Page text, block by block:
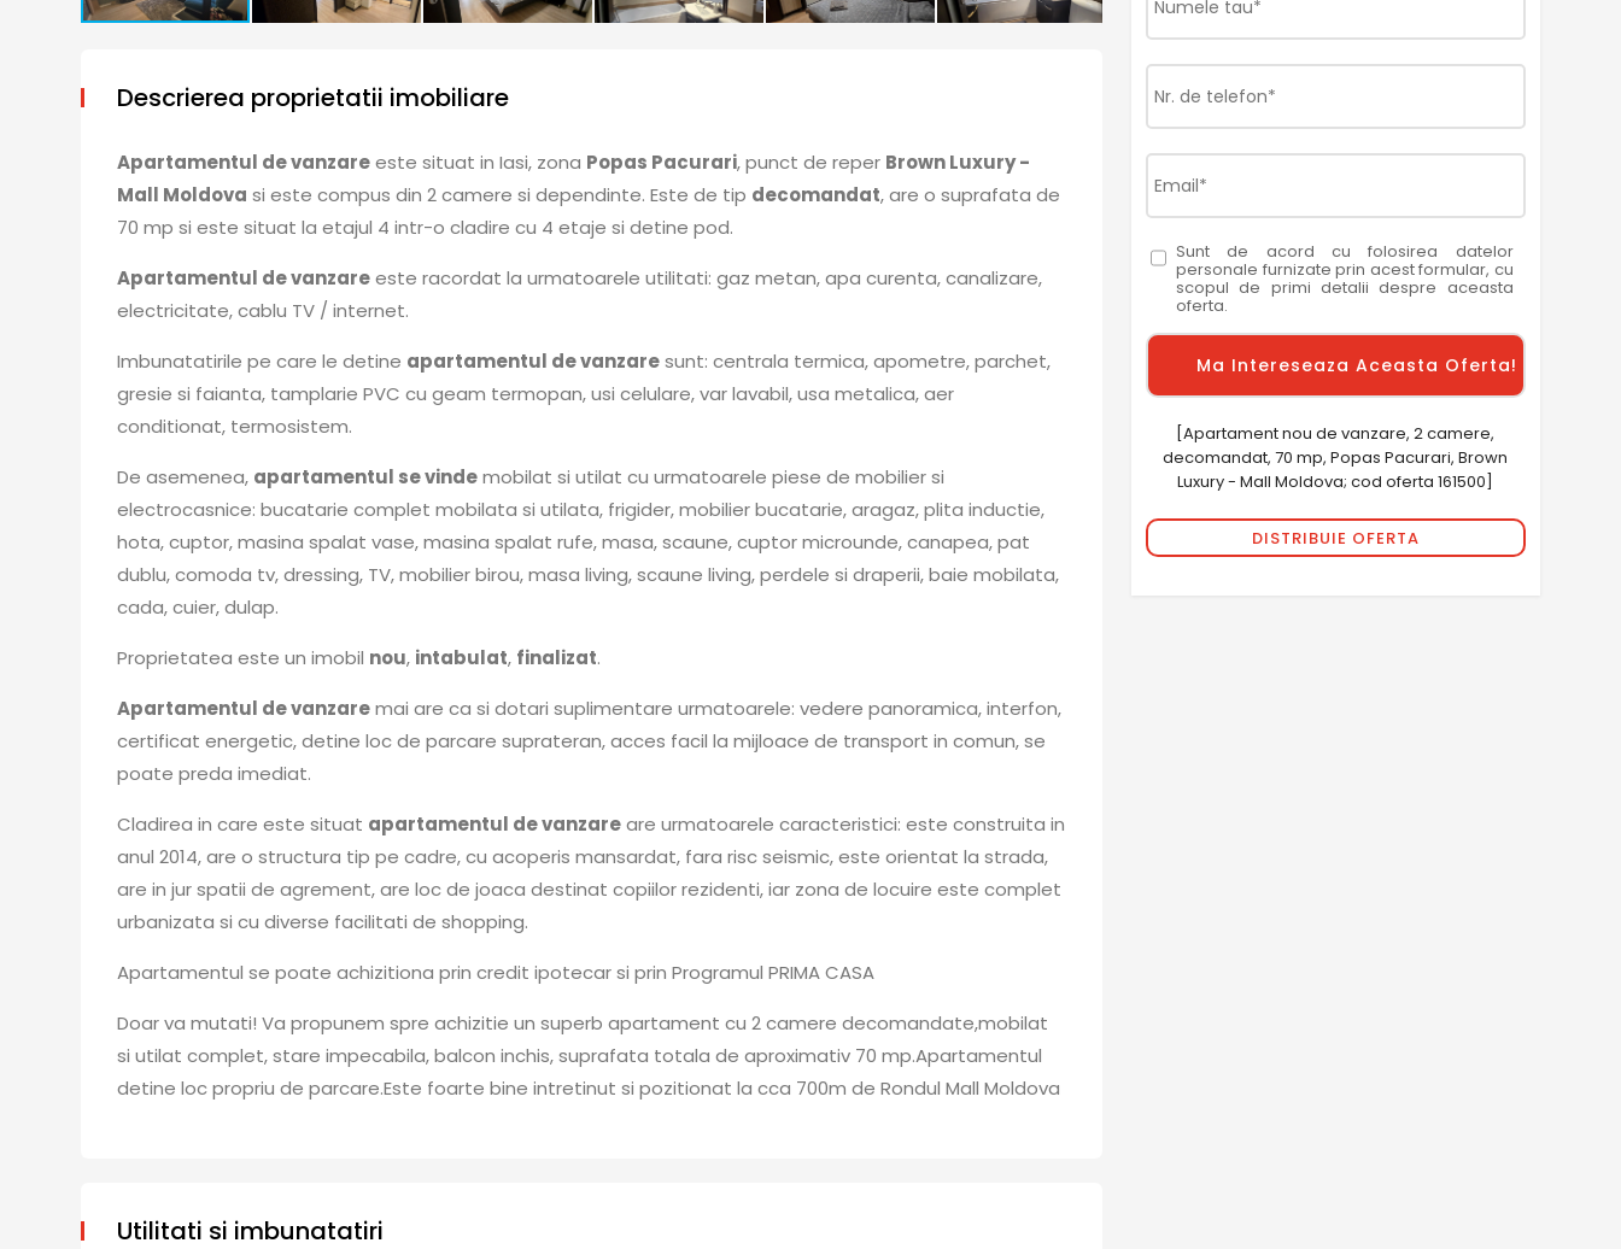
Descrierea proprietatii imobiliare
Apartamentul de vanzareeste situat in Iasi, zona Popas Pacurari, punct de reper Brown Luxury -
Mall Moldova si este compus din 2 camere si dependinte. Este de tip decomandat, are o suprafata de
70 mp si este situat la etajul 4 intr-o cladire cu 4 etaje si detine pod.
Apartamentul de vanzareeste racordat la urmatoarele utilitati: gaz metan, apa curenta, canalizare,
electricitate, cablu TV / internet.
Imbunatatirile pe care le detine apartamentul de vanzaresunt: centrala termica, apometre, parchet,
gresie si faianta, tamplarie PVC cu geam termopan, usi celulare, var lavabil, usa metalica, aer
conditionat, termosistem.
De asemenea, apartamentul se vindemobilat si utilat cu urmatoarele piese de mobilier si
electrocasnice: bucatarie complet mobilata si utilata, frigider, mobilier bucatarie, aragaz, plita inductie,
hota, cuptor, masina spalat vase, masina spalat rufe, masa, scaune, cuptor microunde, canapea, pat
dublu, comoda tv, dressing, TV, mobilier birou, masa living, scaune living, perdele si draperii, baie mobilata,
cada, cuier, dulap.
Proprietatea este un imobil nou, intabulat, finalizat.
Apartamentul de vanzaremai are ca si dotari suplimentare urmatoarele: vedere panoramica, interfon,
certificat energetic, detine loc de parcare suprateran, acces facil la mijloace de transport in comun, se
poate preda imediat.
Cladirea in care este situat apartamentul de vanzareare urmatoarele caracteristici: este construita in
anul 2014, are o structura tip pe cadre, cu acoperis mansardat, fara risc seismic, este orientat la strada,
are in jur spatii de agrement, are loc de joaca destinat copiilor rezidenti, iar zona de locuire este complet
urbanizata si cu diverse facilitati de shopping.
Apartamentul se poate achizitiona prin credit ipotecar si prin Programul PRIMA CASA
Doar va mutati! Va propunem spre achizitie un superb apartament cu 2 camere decomandate,mobilat
si utilat complet, stare impecabila, balcon inchis, suprafata totala de aproximativ 70 mp.Apartamentul
detine loc propriu de parcare.Este foarte bine intretinut si pozitionat la cca 700m de Rondul Mall Moldova
Utilitati si imbunatatiri
Sunt de acord cu folosirea datelor
personale furnizate prin acest formular, cu
scopul de primi detalii despre aceasta
oferta.
[Apartament nou de vanzare, 2 camere,
decomandat, 70 mp, Popas Pacurari, Brown
Luxury - Mall Moldova; cod oferta 161500]
DISTRIBUIE OFERTA